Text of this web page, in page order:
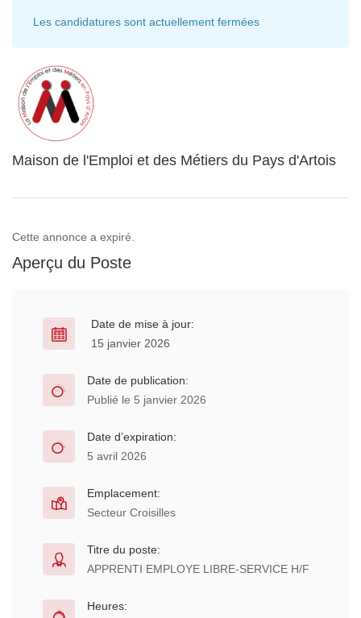
Les candidatures sont actuellement fermées
Maison de l'Emploi et des Métiers du Pays d'Artois
Cette annonce a expiré.
Aperçu du Poste
Date de mise à jour:
15 janvier 2026
Date de publication:
Publié le 5 janvier 2026
Date d’expiration:
5 avril 2026
Emplacement:
Secteur Croisilles
Titre du poste:
APPRENTI EMPLOYE LIBRE-SERVICE H/F
Heures: